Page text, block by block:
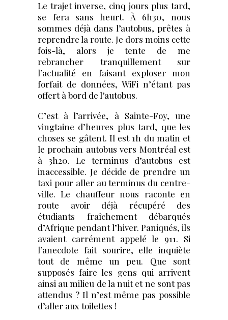
Le trajet inverse, cinq jours plus tard,
se fera sans heurt. À 6h30, nous
sommes déjà dans l’autobus, prêtes à
reprendre la route. Je dors moins cette
fois-là, alors je tente de me
rebrancher tranquillement sur
l’actualité en faisant exploser mon
forfait de données, WiFi n’étant pas
offert à bord de l’autobus.
C’est à l’arrivée, à Sainte-Foy, une
vingtaine d’heures plus tard, que les
choses se gâtent. Il est 1h du matin et
le prochain autobus vers Montréal est
à 3h20. Le terminus d’autobus est
inaccessible. Je décide de prendre un
taxi pour aller au terminus du centre-
ville. Le chauffeur nous raconte en
route avoir déjà récupéré des
étudiants fraîchement débarqués
d’Afrique pendant l’hiver. Paniqués, ils
avaient carrément appelé le 911. Si
l’anecdote fait sourire, elle inquiète
tout de même un peu. Que sont
supposés faire les gens qui arrivent
ainsi au milieu de la nuit et ne sont pas
attendus ? Il n’est même pas possible
d’aller aux toilettes !